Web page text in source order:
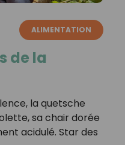
ALIMENTATION
de la
la quetsche
sa chair dorée
acidulé. Star des